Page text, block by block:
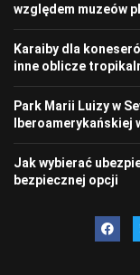
względem muzeów
Karaiby dla
inne oblicze
Park Marii Luizy w
Iberoamerykańskiej
Jak wybierać
bezpiecznej opcji